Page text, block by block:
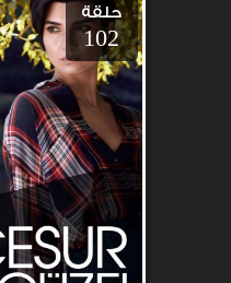
حلقة
102